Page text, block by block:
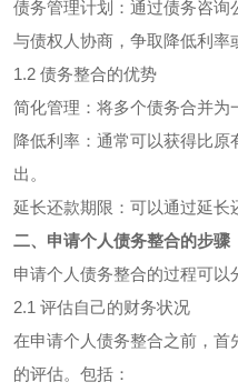
债务管理计划：通过债务咨询
与债权人协商，争取降低利率
1.2 债务整合的优势
简化管理：将多个债务合并为
降低利率：通常可以获得比
出。
延长还款期限：可以通过延长
二、申请个人债务整合的步骤
申请个人债务整合的过程可以
2.1 评估自己的财务状况
在申请个人债务整合之前，
的评估。包括：